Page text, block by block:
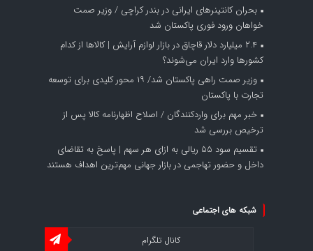
بحران کانتینر‌های ایرانی در بندر کراچی / وزیر صمت
خواهان ورود فوری پاکستان شد
۲.۴ میلیارد دلار قاچاق در بازار لوازم آرایش | کالاها از کدام
کشورها وارد ایران می‌شوند؟
وزیر صمت راهی پاکستان شد/ ۱۹ محور کلیدی برای توسعه
تجارت با پاکستان
خبر مهم برای واردکنندگان / اصلاح اظهارنامه کالا پس از
ترخیص بررسی شد
تقسیم سود ۵۵ ریالی به ازای هر سهم | پاسخ به تقاضای
داخل و حضور تهاجمی در بازار جهانی مهم‌ترین اهداف هستند
شبکه های اجتماعی
کانال تلگرام